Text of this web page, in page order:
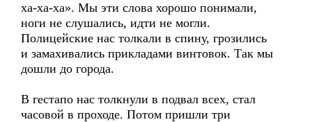
ха-ха-ха». Мы эти слова хорошо понимали,
ноги не слушались, идти не могли.
Полицейские нас толкали в спину, грозились
и замахивались прикладами винтовок. Так мы
дошли до города.
В гестапо нас толкнули в подвал всех, стал
часовой в проходе. Потом пришли три